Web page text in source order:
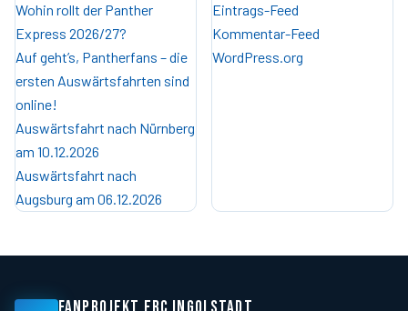
Wohin rollt der Panther
Express 2026/27?
Auf geht’s, Pantherfans – die
ersten Auswärtsfahrten sind
online!
Auswärtsfahrt nach Nürnberg
am 10.12.2026
Auswärtsfahrt nach
Augsburg am 06.12.2026
Eintrags-Feed
Kommentar-Feed
WordPress.org